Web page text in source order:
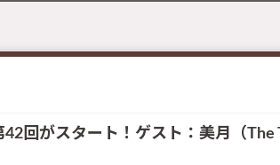
回がスタート！ゲスト：美月（The